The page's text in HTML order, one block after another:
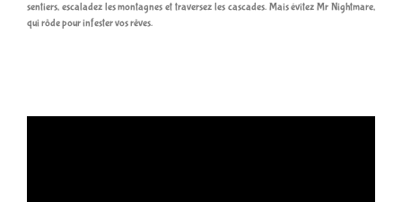
sentiers, escaladez les montagnes et traversez les cascades. Mais évitez Mr Nightmare,
qui rôde pour infester vos rêves.